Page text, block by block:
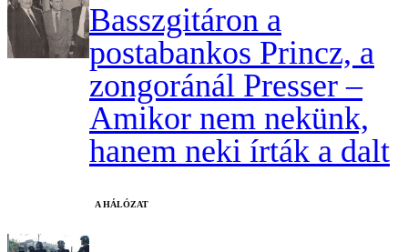
Basszgitáron a
postabankos Princz, a
zongoránál Presser –
Amikor nem nekünk,
hanem neki írták a dalt
A HÁLÓZAT